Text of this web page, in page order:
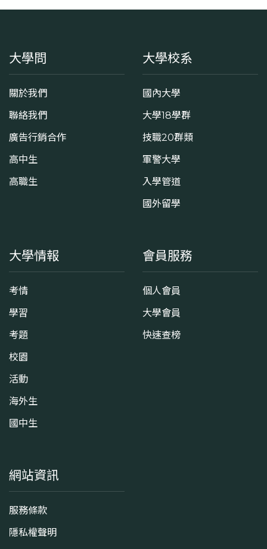
大學問
關於我們
聯絡我們
廣告行銷合作
高中生
高職生
大學校系
國內大學
大學18學群
技職20群類
軍警大學
入學管道
國外留學
大學情報
考情
學習
考題
校園
活動
海外生
國中生
會員服務
個人會員
大學會員
快速查榜
網站資訊
服務條款
隱私權聲明